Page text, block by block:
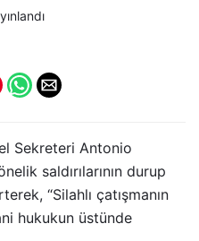
Sekreteri Antonio
saldırılarının durup
“Silahlı çatışmanın
hukukun üstünde